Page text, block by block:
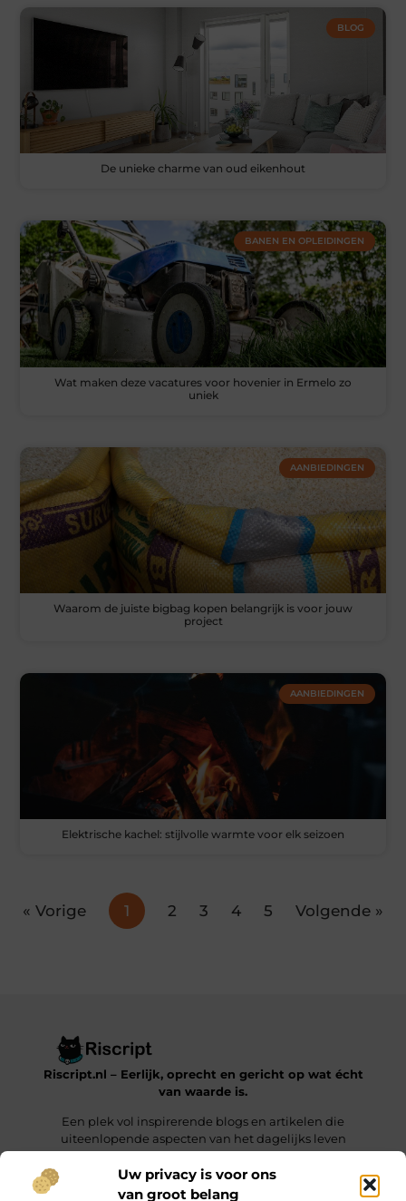
Uw privacy is voor ons
van groot belang
BLOG
De unieke charme van oud eikenhout
BANEN EN OPLEIDINGEN
Wat maken deze vacatures voor hovenier in Ermelo zo
uniek
AANBIEDINGEN
Waarom de juiste bigbag kopen belangrijk is voor jouw
project
AANBIEDINGEN
Elektrische kachel: stijlvolle warmte voor elk seizoen
« Vorige 1 2 3 4 5 Volgende »
Riscript.nl – Eerlijk, oprecht en gericht op wat écht
van waarde is.
Een plek vol inspirerende blogs en artikelen die
uiteenlopende aspecten van het dagelijks leven
behandelen.